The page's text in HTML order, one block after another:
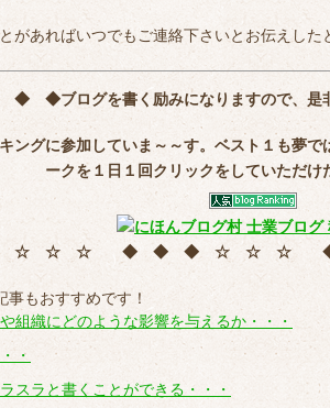
があればいつでもご連絡下さいとお伝えした
◆ ◆ブログを書く励みになりますので、是
ングに参加していま～～す。ベスト１も夢で
ークを１日１回クリックをしていただ
☆ ☆ ☆ ◆ ◆ ◆ ☆ ☆ ☆
事もおすすめです！
組織にどのような影響を与えるか・・・
・
スラと書くことができる・・・